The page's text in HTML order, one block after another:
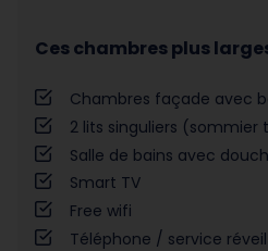
Ces chambres plus
Chambres façade avec
2 lits singuliers (sommier
Salle de bains avec
Smart TV
Free wifi
Téléphone / service